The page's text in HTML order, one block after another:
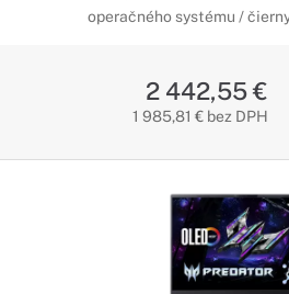
operačného systému /
2 442,55 €
1 985,81 € bez DPH